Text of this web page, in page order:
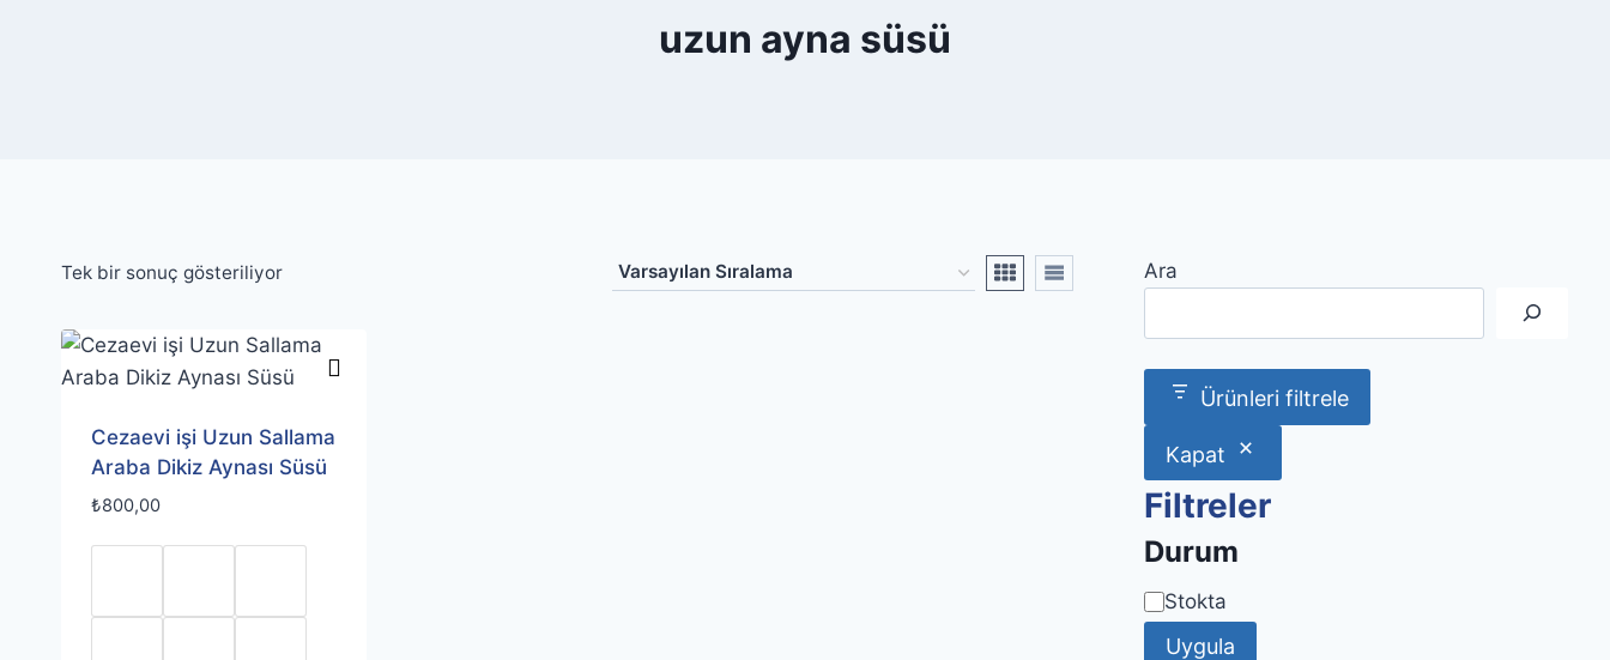
uzun ayna süsü
Tek bir sonuç gösteriliyor
Cezaevi işi Uzun Sallama
Araba Dikiz Aynası Süsü
₺800,00
Ara
Ürünleri filtrele
Kapat
Filtreler
Durum
Uygunluk
Stokta
Uygula